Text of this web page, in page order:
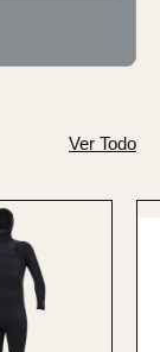
Ver Todo